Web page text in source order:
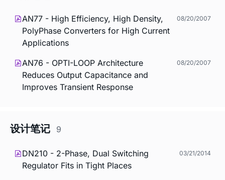
AN77 - High Efficiency, High Density,
PolyPhase Converters for High Current
Applications
08/20/2007
AN76 - OPTI-LOOP Architecture
Reduces Output Capacitance and
Improves Transient Response
08/20/2007
设计笔记 9
DN210 - 2-Phase, Dual Switching
Regulator Fits in Tight Places
03/21/2014